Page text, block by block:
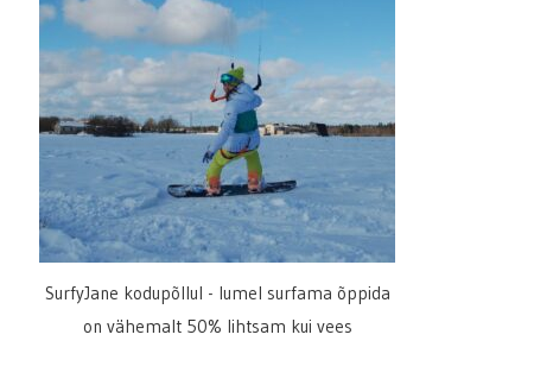
SurfyJane kodupõllul - lumel surfama õppida
on vähemalt 50% lihtsam kui vees